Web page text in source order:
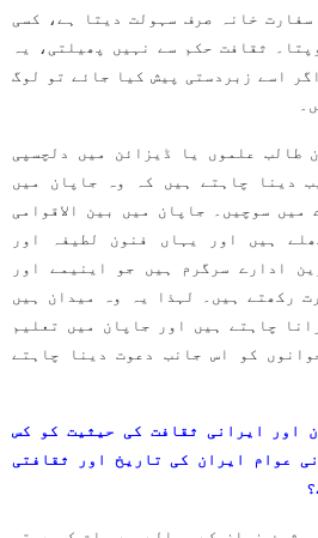
خانہ صرف سہولت دیتا ہے، کسی
ثقافت حکم سے نہیں پھیلتی، یہ
اسے زبردستی پیش کیا جائے تو لوگ
طالب علموں یا ڈیزائن میں دلچسپی
دینا چاہتے ہیں کہ وہ جاپان میں
سوچیں۔ جاپان میں بین الاقوامی
ہیں اور یہاں فنون لطیفہ اور
ادارے سرگرم ہیں جو اینیمے اور
رکھتے ہیں۔ لہذا یہ وہ میدان ہیں
چاہتے ہیں اور جاپان میں تعلیم
کو اس جانب دعوت دینا چاہتے
اور ایرانی ثقافت کی حیثیت کو کس
عوام ایران کی تاریخ اور ثقافتی